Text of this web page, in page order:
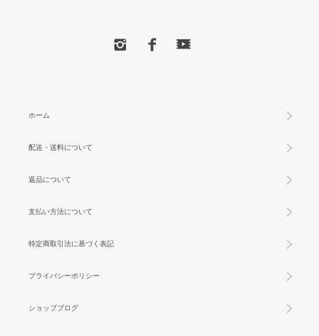
ホーム
配送・送料について
返品について
支払い方法について
特定商取引法に基づく表記
プライバシーポリシー
ショップブログ